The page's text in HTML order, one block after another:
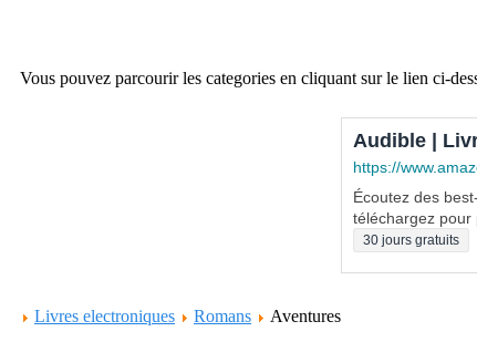
Vous pouvez parcourir les categories en cliquant sur le lien ci-
Audible |
https://
Écoutez des
téléchargez pour
30 jours gratuits
Livres electroniques Romans Aventures